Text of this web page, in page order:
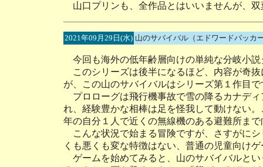
山口プリンも、全作品とはいいませんが、
2021年09月29日(水) 山のサバイバル（エドワードパッカ
今回も海外の低年齢層向けの単純な分岐小
このシリーズは後半になるほど、内容が奇
が、この山のサバイバルはシリーズ第１作目
プロローグは飛行機事故で雪の降るカナデ
れ、経験豊かな相棒は足を怪我して動けない
年の自分１人で近くの無線機のある避難所ま
こんな状況で始まる冒険ですが、さすがに
くも悪くも変な特徴はない、普通の児童向け
ゲームを始めてみると、山のサバイバルと